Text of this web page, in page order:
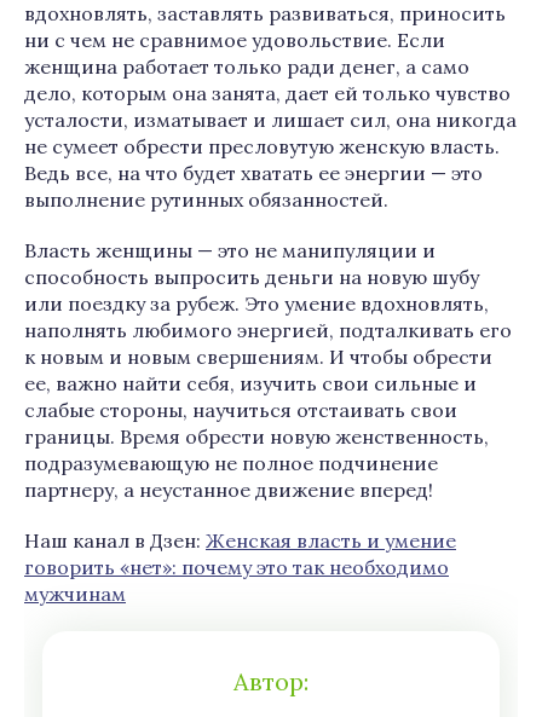
вдохновлять, заставлять развиваться, приносить
ни с чем не сравнимое удовольствие. Если
женщина работает только ради денег, а само
дело, которым она занята, дает ей только чувство
усталости, изматывает и лишает сил, она никогда
не сумеет обрести пресловутую женскую власть.
Ведь все, на что будет хватать ее энергии — это
выполнение рутинных обязанностей.
Власть женщины — это не манипуляции и
способность выпросить деньги на новую шубу
или поездку за рубеж. Это умение вдохновлять,
наполнять любимого энергией, подталкивать его
к новым и новым свершениям. И чтобы обрести
ее, важно найти себя, изучить свои сильные и
слабые стороны, научиться отстаивать свои
границы. Время обрести новую женственность,
подразумевающую не полное подчинение
партнеру, а неустанное движение вперед!
Наш канал в Дзен: Женская власть и умение
говорить «нет»: почему это так необходимо
мужчинам
Автор: